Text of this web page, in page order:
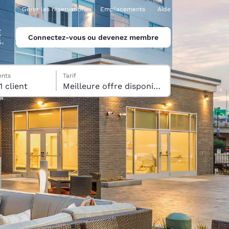
Gérer les réservations Emplacements Aide
Connectez-vous ou devenez membre
Chambre , 1 client
Tarif
Meilleure offre disponible